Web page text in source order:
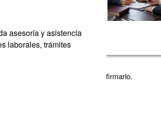
asesoría y asistencia
laborales, trámites
firmarlo.